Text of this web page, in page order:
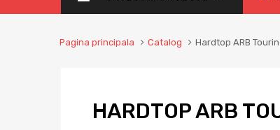
Pagina principala Catalog Hardtop ARB
HARDTOP ARB